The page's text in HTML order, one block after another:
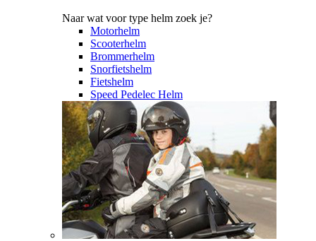
Naar wat voor type helm zoek je?
Motorhelm
Scooterhelm
Brommerhelm
Snorfietshelm
Fietshelm
Speed Pedelec Helm